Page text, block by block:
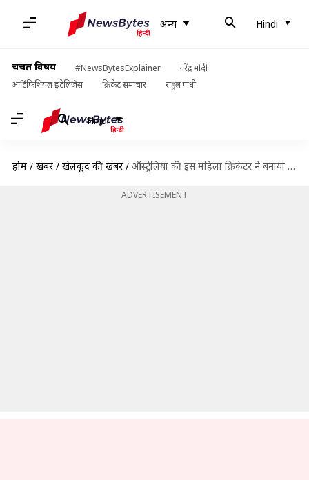
अन्य Hindi
चर्चित विषय #NewsBytesExplainer
नरेंद्र मोदी
आर्टिफिशियल इंटेलिजेंस
क्रिकेट समाचार राहुल गांधी
Hindi
होम / खबरें / खेलकूद की खबरें / ऑस्ट्रेलिया की इस महिला क्रिकेटर ने बनाया ऐतिहासिक रिकॉर्ड, क्या तोड़ पाएंगे पुरुष क्रिकेटर?
ADVERTISEMENT